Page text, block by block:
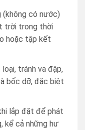
(không có nước)
trời trong thời
hoặc tập kết
tránh va đập,
bốc dỡ, đặc biệt
lắp đặt để phát
kể cả những hư